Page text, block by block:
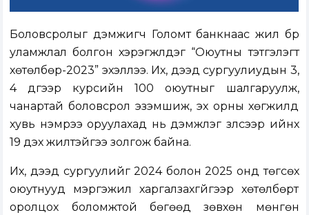
Боловсролыг дэмжигч Голомт банкнаас жил бүр
уламжлал болгон хэрэгжүүлдэг “Оюутны тэтгэлэгт
хөтөлбөр-2023” эхэллээ. Их, дээд сургуулиудын 3,
4 дүгээр курсийн 100 оюутныг шалгаруулж,
чанартай боловсрол эзэмшиж, эх орны хөгжилд
хувь нэмрээ оруулахад нь дэмжлэг үзүүлсээр ийнхүү
19 дэх жилтэйгээ золгож байна.
Их, дээд сургуулийг 2024 болон 2025 онд төгсөх
оюутнууд мэргэжил харгалзахгүйгээр хөтөлбөрт
оролцох боломжтой бөгөөд зөвхөн мөнгөн